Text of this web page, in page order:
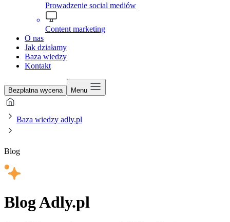
Prowadzenie social mediów
Content marketing
O nas
Jak działamy
Baza wiedzy
Kontakt
Bezpłatna wycena Menu
Baza wiedzy adly.pl
Blog
Blog Adly.pl